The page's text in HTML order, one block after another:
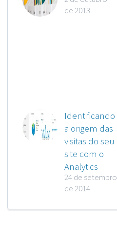
de 2013
Identificando
a origem das
visitas do seu
site com o
Analytics
24 de setembro
de 2014